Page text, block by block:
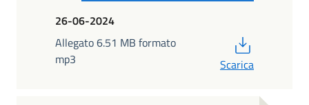
26-06-2024
Allegato 6.51 MB formato
mp3
Scarica